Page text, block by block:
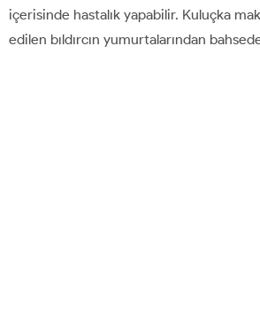
içerisinde hastalık yapabilir. Kuluçka
edilen bıldırcın yumurtalarından